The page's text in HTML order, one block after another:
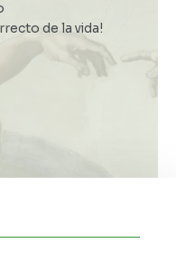
de la vida!